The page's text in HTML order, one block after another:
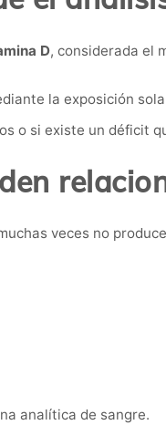
D, considerada el
la exposición
o si existe un déficit
veces no
analítica de sangre.